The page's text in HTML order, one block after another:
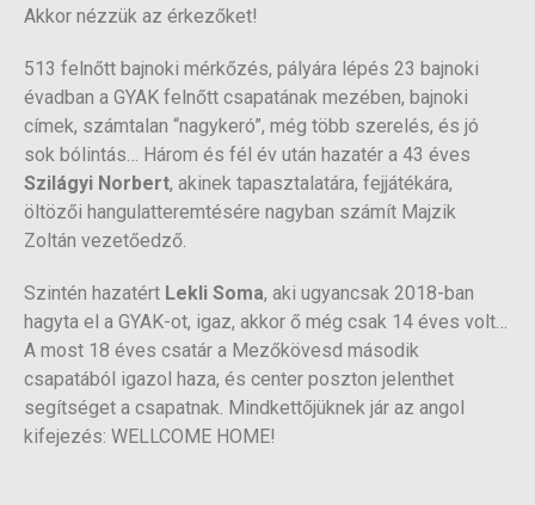
Akkor nézzük az érkezőket!
513 felnőtt bajnoki mérkőzés, pályára lépés 23 bajnoki
évadban a GYAK felnőtt csapatának mezében, bajnoki
címek, számtalan “nagykeró”, még több szerelés, és jó
sok bólintás… Három és fél év után hazatér a 43 éves
Szilágyi Norbert, akinek tapasztalatára, fejjátékára,
öltözői hangulatteremtésére nagyban számít Majzik
Zoltán vezetőedző.
Szintén hazatért Lekli Soma, aki ugyancsak 2018-ban
hagyta el a GYAK-ot, igaz, akkor ő még csak 14 éves volt…
A most 18 éves csatár a Mezőkövesd második
csapatából igazol haza, és center poszton jelenthet
segítséget a csapatnak. Mindkettőjüknek jár az angol
kifejezés: WELLCOME HOME!